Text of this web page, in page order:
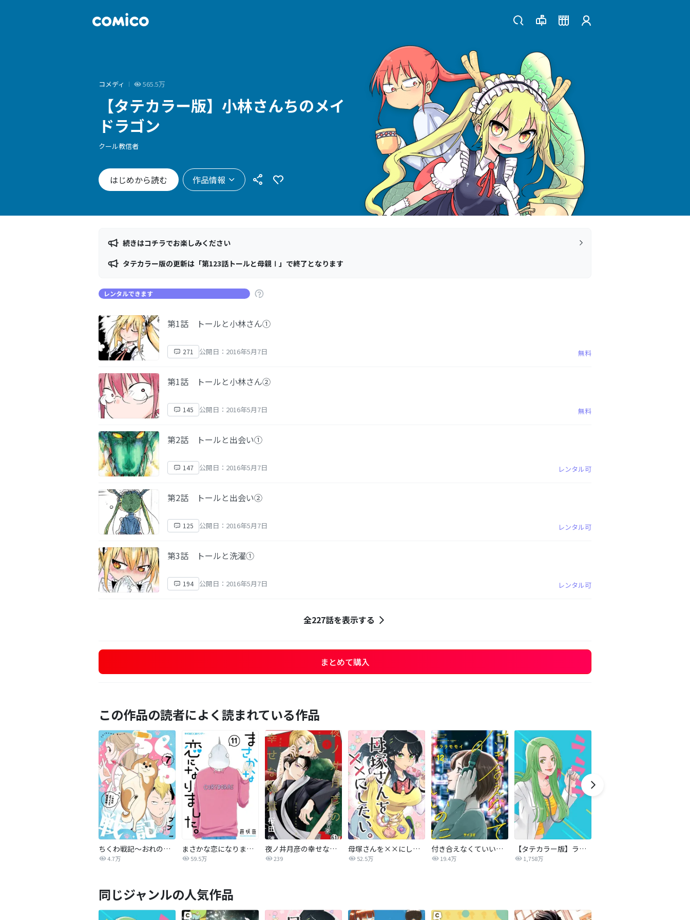
コメディ 565.5万
【タテカラー版】小林さんちのメイ
ドラゴン
クール教信者
はじめから読む 作品情報
続きはコチラでお楽しみください
タテカラー版の更新は「第123話トールと母親Ⅰ」で終了となります
レンタルできます
第1話 トールと小林さん①
271 公開日：2016年5月7日 無料
第1話 トールと小林さん②
145 公開日：2016年5月7日 無料
第2話 トールと出会い①
147 公開日：2016年5月7日 レンタル可
第2話 トールと出会い②
125 公開日：2016年5月7日 レンタル可
第3話 トールと洗濯①
194 公開日：2016年5月7日 レンタル可
全227話を表示する
まとめて購入
この作品の読者によく読まれている作品
ちくわ戦記～おれのカワイイで地球侵略～
4.7万
まさかな恋になりました。
59.5万
夜ノ井月彦の幸せな地獄
239
母塚さんを××にしたい。
52.5万
付き合えなくていいのに
19.4万
【タテカラー版】ラララ
1,758万
同じジャンルの人気作品